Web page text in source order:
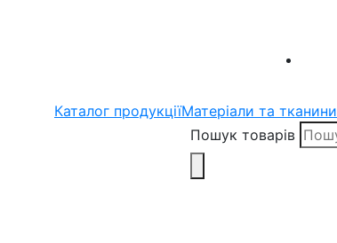
Каталог продукціїМатеріали та тканини
Пошук товарів